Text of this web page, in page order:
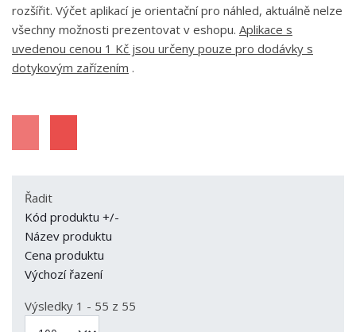
rozšířit. Výčet aplikací je orientační pro náhled, aktuálně nelze
všechny možnosti prezentovat v eshopu. Aplikace s
uvedenou cenou 1 Kč jsou určeny pouze pro dodávky s
dotykovým zařízením .
Řadit
Kód produktu +/-
Název produktu
Cena produktu
Výchozí řazení
Výsledky 1 - 55 z 55